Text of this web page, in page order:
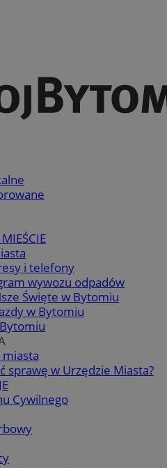
i telefony
wywozu odpadów
Święte w Bytomiu
w Bytomiu
sprawę w Urzędzie Miasta?
Cywilnego